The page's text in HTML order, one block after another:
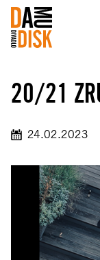
20/21
24.02.2023